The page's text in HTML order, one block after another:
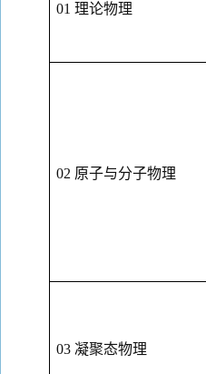
01 理论物理
02 原子与分子物理
03 凝聚态物理